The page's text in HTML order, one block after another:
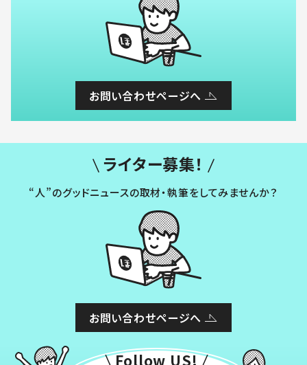
お問い合わせページへ
ライター募集！
“人”のグッドニュースの取材・執筆をしてみませんか？
お問い合わせページへ
Follow US!